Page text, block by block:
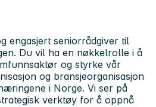
engasjert seniorrådgiver til
Du vil ha en nøkkelrolle i å
og styrke vår
og bransjeorganisasjon
i Norge. Vi ser på
verktøy for å oppnå